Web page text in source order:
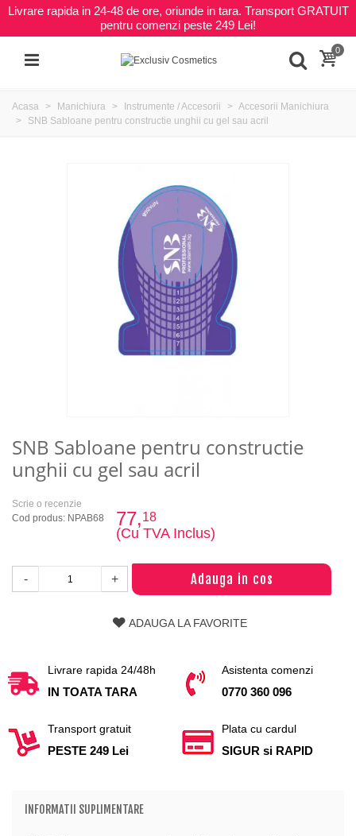
Livrare rapida in 24-48 de ore, oriunde in tara. Transport GRATUIT
pentru comenzi peste 249 Lei!
0
Acasa Manichiura Instrumente / Accesorii
Accesorii Manichiura
SNB Sabloane pentru constructie unghii cu gel sau acril
SNB Sabloane pentru constructie
unghii cu gel sau acril
Scrie o recenzie
Cod produs: NPAB68
77,18
(Cu TVA Inclus)
- + Adauga in cos
ADAUGA LA FAVORITE
Livrare rapida 24/48h
IN TOATA TARA
Asistenta comenzi
0770 360 096
Transport gratuit
PESTE 249 Lei
Plata cu cardul
SIGUR si RAPID
INFORMATII SUPLIMENTARE